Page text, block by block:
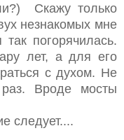
Скажу только
незнакомых мне
погорячилась.
лет, а для его
с духом. Не
Вроде мосты
следует....